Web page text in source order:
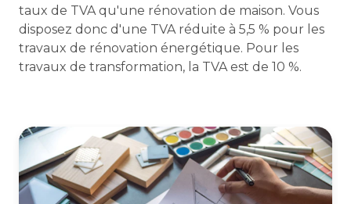
taux de TVA qu'une rénovation de maison. Vous
disposez donc d'une TVA réduite à 5,5 % pour les
travaux de rénovation énergétique. Pour les
travaux de transformation, la TVA est de 10 %.